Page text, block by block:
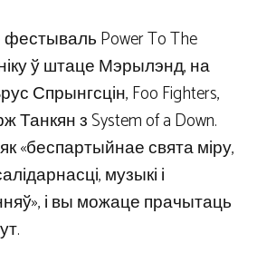
Power To The
ў штаце Мэрылэнд, на
Спрынгсцін, Foo Fighters,
Танкян з System of a Down.
«беспартыйнае свята міру,
музыкі і
і вы можаце прачытаць